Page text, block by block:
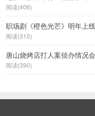
阅读(406)
职场剧《橙色光芒》明年上
阅读(310)
唐山烧烤店打人案侦办情况
阅读(390)